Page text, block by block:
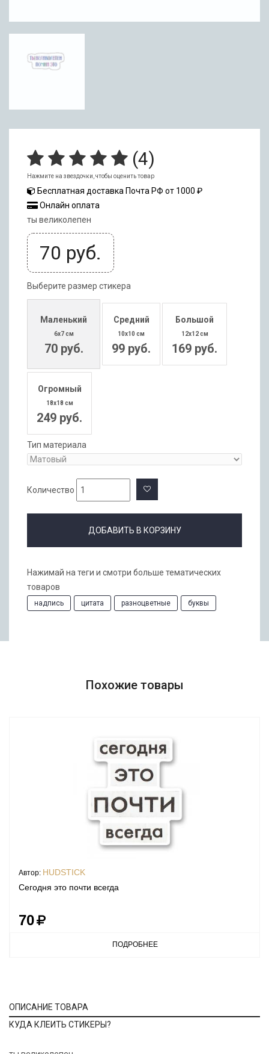
(4)
Нажмите на звездочки, чтобы оценить товар
Бесплатная доставка Почта РФ от 1000 ₽
Онлайн оплата
ты великолепен
70 руб.
Выберите размер стикера
Маленький
6x7 см
70 руб.
Средний
10x10 см
99 руб.
Большой
12x12 см
169 руб.
Огромный
18x18 см
249 руб.
Тип материала
Количество
ДОБАВИТЬ В КОРЗИНУ
Нажимай на теги и смотри больше тематических
товаров
надпись цитата разноцветные буквы
Похожие товары
Автор: HUDSTICK
Сегодня это почти всегда
70
ПОДРОБНЕЕ
ОПИСАНИЕ ТОВАРА
КУДА КЛЕИТЬ СТИКЕРЫ?